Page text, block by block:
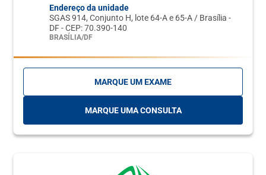
Endereço da unidade
SGAS 914, Conjunto H, lote 64-A e 65-A / Brasília -
DF - CEP: 70.390-140
BRASÍLIA/DF
MARQUE UM EXAME
MARQUE UMA CONSULTA